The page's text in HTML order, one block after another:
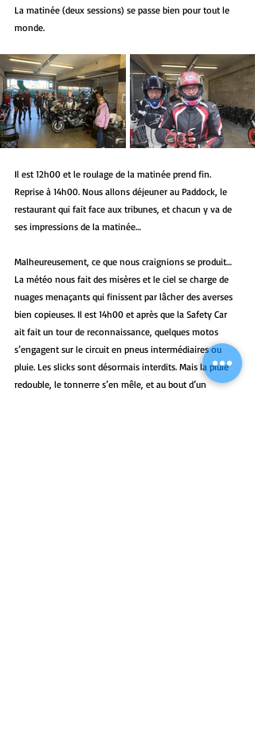
La matinée (deux sessions) se passe bien pour tout le
monde.
Il est 12h00 et le roulage de la matinée prend fin.
Reprise à 14h00. Nous allons déjeuner au Paddock, le
restaurant qui fait face aux tribunes, et chacun y va de
ses impressions de la matinée…
Malheureusement, ce que nous craignions se produit…
La météo nous fait des misères et le ciel se charge de
nuages menaçants qui finissent par lâcher des averses
bien copieuses. Il est 14h00 et après que la Safety Car
ait fait un tour de reconnaissance, quelques motos
s’engagent sur le circuit en pneus intermédiaires ou
pluie. Les slicks sont désormais interdits. Mais la pluie
redouble, le tonnerre s’en mêle, et au bout d’un